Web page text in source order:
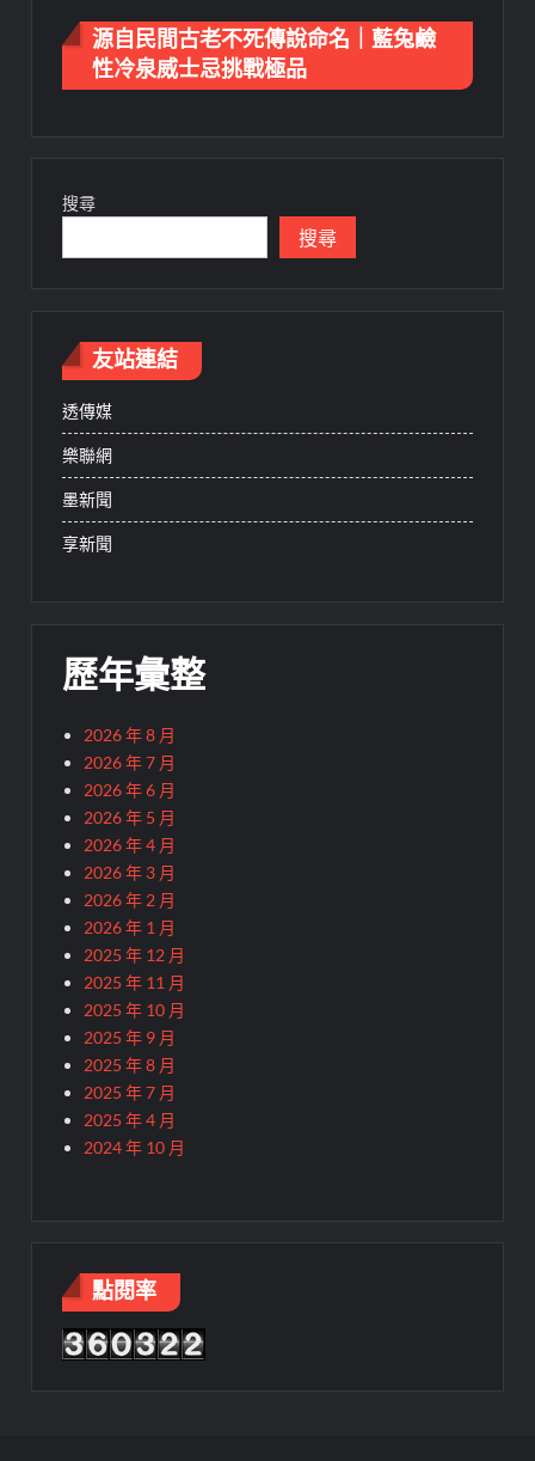
源自民間古老不死傳說命名｜藍兔鹼
性冷泉威士忌挑戰極品
搜尋
搜尋
友站連結
透傳媒
樂聯網
墨新聞
享新聞
歷年彙整
2026 年 8 月
2026 年 7 月
2026 年 6 月
2026 年 5 月
2026 年 4 月
2026 年 3 月
2026 年 2 月
2026 年 1 月
2025 年 12 月
2025 年 11 月
2025 年 10 月
2025 年 9 月
2025 年 8 月
2025 年 7 月
2025 年 4 月
2024 年 10 月
點閱率